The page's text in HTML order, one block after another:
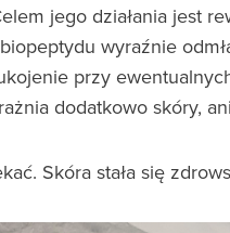
jego działania jest
wyraźnie
przy
dodatkowo skóry,
Skóra stała się